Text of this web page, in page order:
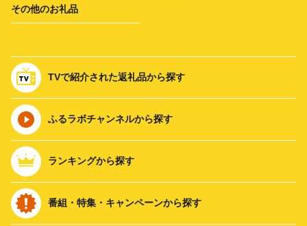
その他のお礼品
TVで紹介された返礼品から探す
ふるラボチャンネルから探す
ランキングから探す
番組・特集・キャンペーンから探す